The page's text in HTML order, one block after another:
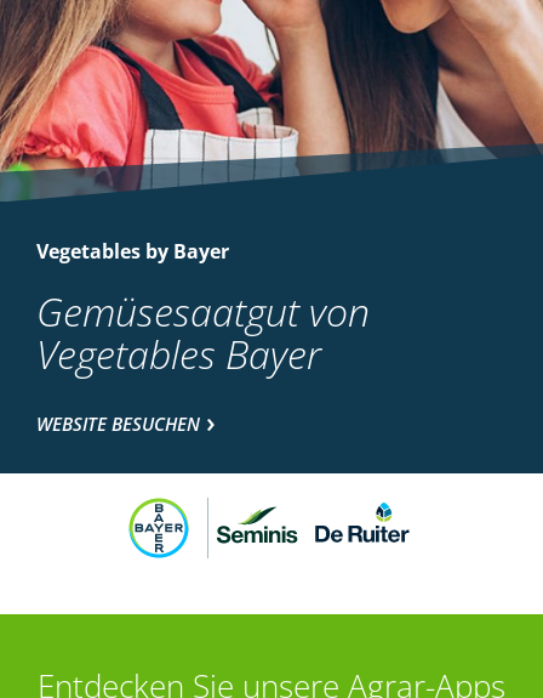
Vegetables by Bayer
Gemüsesaatgut von
Vegetables Bayer
WEBSITE BESUCHEN
Entdecken Sie unsere Agrar-Apps